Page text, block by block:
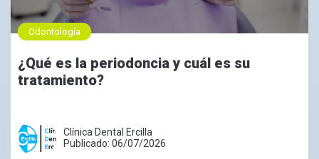
Odontología
¿Qué es la periodoncia y cuál es su
tratamiento?
Clínica Dental Ercilla
Publicado: 06/07/2026